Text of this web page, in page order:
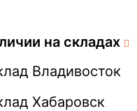
на складах
Владивосток
Хабаровск